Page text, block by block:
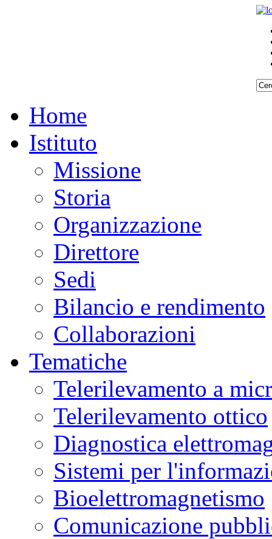
Home
Istituto
Missione
Storia
Organizzazione
Direttore
Sedi
Bilancio e rendimento
Collaborazioni
Tematiche
Telerilevamento a
Telerilevamento ottico
Diagnostica
Sistemi per
Bioelettromagnetismo
Comunicazione